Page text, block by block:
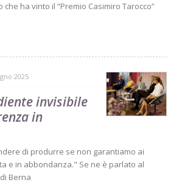
ha vinto il “Premio Casimiro Tarocco”
2025
invisibile
in
di produrre se non garantiamo ai
e in abbondanza." Se ne è parlato al
Berna